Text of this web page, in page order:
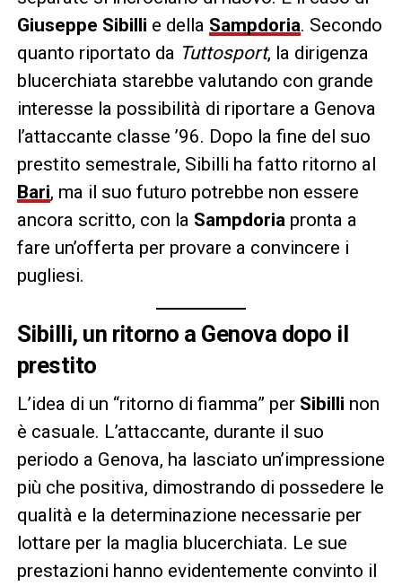
Giuseppe Sibilli e della Sampdoria. Secondo
quanto riportato da Tuttosport, la dirigenza
blucerchiata starebbe valutando con grande
interesse la possibilità di riportare a Genova
l’attaccante classe ’96. Dopo la fine del suo
prestito semestrale, Sibilli ha fatto ritorno al
Bari, ma il suo futuro potrebbe non essere
ancora scritto, con la Sampdoria pronta a
fare un’offerta per provare a convincere i
pugliesi.
Sibilli, un ritorno a Genova dopo il
prestito
L’idea di un “ritorno di fiamma” per Sibilli non
è casuale. L’attaccante, durante il suo
periodo a Genova, ha lasciato un’impressione
più che positiva, dimostrando di possedere le
qualità e la determinazione necessarie per
lottare per la maglia blucerchiata. Le sue
prestazioni hanno evidentemente convinto il